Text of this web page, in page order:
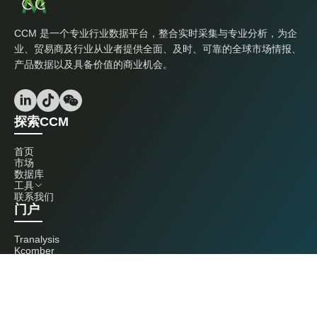
CCM 是一个专业行业数据平台，整合实时采集与专业分析，为企
业、贸易商及行业从业者提供全面、及时、可靠的全球市场情报、
产品数据以及具备价值的商业机会。
探索CCM
首页
市场
数据库
工具
联系我们
门户
Tranalysis
Kcomber